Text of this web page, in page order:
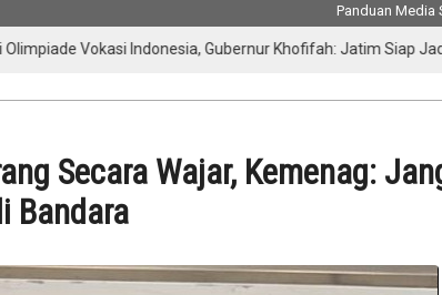
Panduan Media
Vokasi Indonesia, Gubernur Khofifah: Jatim Siap Jadi
Secara Wajar, Kemenag:
Bandara